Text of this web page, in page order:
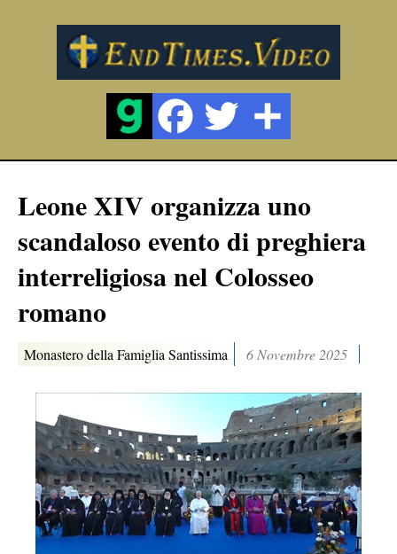
Leone XIV organizza uno
scandaloso evento di preghiera
interreligiosa nel Colosseo
romano
Monastero della Famiglia Santissima 6 Novembre 2025